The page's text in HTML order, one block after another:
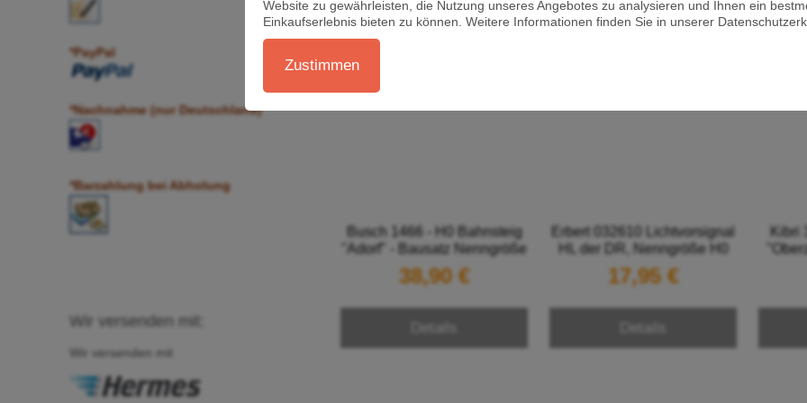
Website zu gewährleisten, die Nutzung unseres Angebotes zu analysieren und Ihnen ein
Einkaufserlebnis bieten zu können. Weitere Informationen finden Sie in unserer
Zustimmen
*PayPal
*Nachnahme (nur Deutschland)
*Barzahlung bei Abholung
Wir versenden mit:
Wir versenden mit
Busch 1466 - H0 Bahnsteig
"Adorf" - Bausatz Nenngröße
H0
38,90 €
Details
Erbert 032610 Lichtvorsignal
HL der DR, Nenngröße H0
17,95 €
Details
Kibri